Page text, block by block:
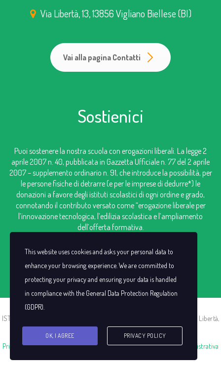
Via Libertà, 13, 13856 Vigliano Biellese (BI)
Vai alla pagina Contatti
Sostienici
Puoi sostenere la nostra scuola con erogazioni liberali. La legge 2
aprile 2007 n. 40, pubblicata in Gazzetta Ufficiale n. 77 del 2 aprile
2007 – supplemento ordinario n. 91, che introduce la possibilità, per
le persone fisiche di detrarre (e per le imprese di dedurre*) le
donazioni a favore degli istituti scolastici di ogni ordine e grado,
connotando il contributo versato come “erogazione liberale per
l’innovazione tecnologica, l’edilizia scolastica e l’ampliamento
dell’offerta formativa.
ISTITUTO SAN CASSIANO |C.F. 00383440021 | P.I. IT00383440021 | Via Libertà,
13 -13856 Vigliano Biellese (BI)
Privacy Policy|Cookie Policy|Decreto Sviluppo|Trasparenza Amministrativa
This website uses cookies and asks your personal data to
enhance your browsing experience. We are committed to
protecting your privacy and ensuring your data is handled
in compliance with the General Data Protection Regulation
(GDPR)
OK, I AGREE PRIVACY POLICY